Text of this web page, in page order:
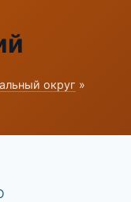
округ »